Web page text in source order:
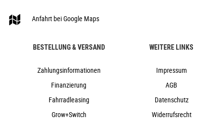
ACID FM Pure Kickstand
24,5 kg
black´n´metal
Cube
2024
Cube
Anfahrt bei Google Maps
BESTELLUNG & VERSAND
Zahlungsinformationen
Finanzierung
Fahrradleasing
Grow+Switch
WEITERE LINKS
Impressum
AGB
Datenschutz
Widerrufsrecht